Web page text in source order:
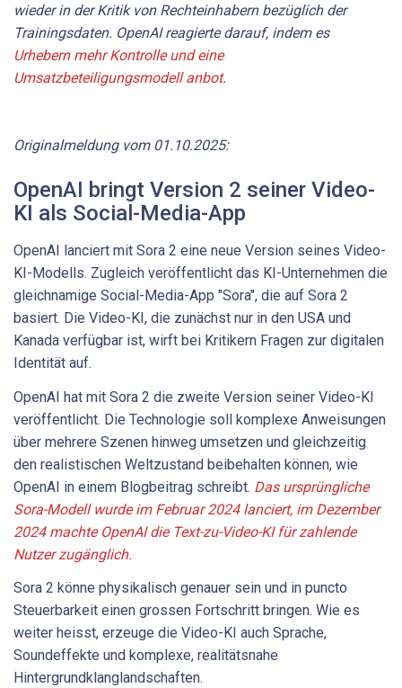
wieder in der Kritik von Rechteinhabern bezüglich der
Trainingsdaten. OpenAI reagierte darauf, indem es
Urhebern mehr Kontrolle und eine
Umsatzbeteiligungsmodell anbot.
Originalmeldung vom 01.10.2025:
OpenAI bringt Version 2 seiner Video-
KI als Social-Media-App
OpenAI lanciert mit Sora 2 eine neue Version seines Video-
KI-Modells. Zugleich veröffentlicht das KI-Unternehmen die
gleichnamige Social-Media-App "Sora", die auf Sora 2
basiert. Die Video-KI, die zunächst nur in den USA und
Kanada verfügbar ist, wirft bei Kritikern Fragen zur digitalen
Identität auf.
OpenAI hat mit Sora 2 die zweite Version seiner Video-KI
veröffentlicht. Die Technologie soll komplexe Anweisungen
über mehrere Szenen hinweg umsetzen und gleichzeitig
den realistischen Weltzustand beibehalten können, wie
OpenAI in einem Blogbeitrag schreibt. Das ursprüngliche
Sora-Modell wurde im Februar 2024 lanciert, im Dezember
2024 machte OpenAI die Text-zu-Video-KI für zahlende
Nutzer zugänglich.
Sora 2 könne physikalisch genauer sein und in puncto
Steuerbarkeit einen grossen Fortschritt bringen. Wie es
weiter heisst, erzeuge die Video-KI auch Sprache,
Soundeffekte und komplexe, realitätsnahe
Hintergrundklanglandschaften.